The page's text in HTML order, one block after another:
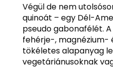
Végül de nem
quinoát – egy Dél-
pseudo gabonafélét.
fehérje-, magnézium-
tökéletes alapanyag
vegetáriánusoknak